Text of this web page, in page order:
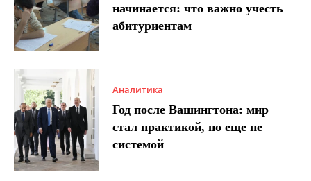
начинается: что важно учесть
абитуриентам
Аналитика
Год после Вашингтона: мир
стал практикой, но еще не
системой